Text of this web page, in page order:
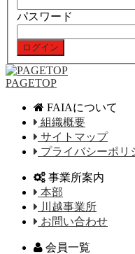
パスワード
PAGETOP
FAIAについて
組織概要
サイトマップ
プライバシーポリ
事業所案内
本部
川越事業所
お問い合わせ
会員一覧